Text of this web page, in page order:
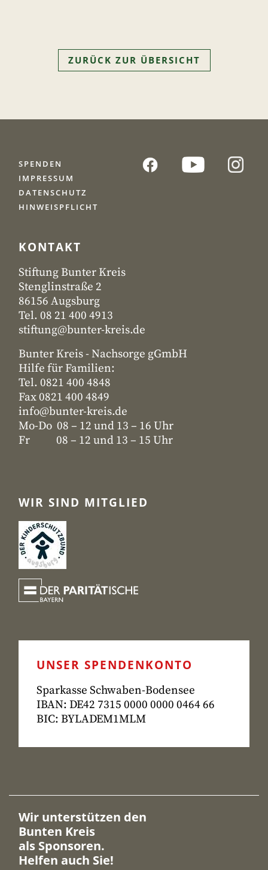
ZURÜCK ZUR ÜBERSICHT
SPENDEN
IMPRESSUM
DATENSCHUTZ
HINWEISPFLICHT
KONTAKT
Stiftung Bunter Kreis
Stenglinstraße 2
86156 Augsburg
Tel. 08 21 400 4913
stiftung@bunter-kreis.de
Bunter Kreis - Nachsorge gGmbH
Hilfe für Familien:
Tel. 0821 400 4848
Fax 0821 400 4849
info@bunter-kreis.de
Mo-Do 08 – 12 und 13 – 16 Uhr
Fr 08 – 12 und 13 – 15 Uhr
WIR SIND MITGLIED
UNSER SPENDENKONTO
Sparkasse Schwaben-Bodensee
IBAN: DE42 7315 0000 0000 0464 66
BIC: BYLADEM1MLM
Wir unterstützen den
Bunten Kreis
als Sponsoren.
Helfen auch Sie!